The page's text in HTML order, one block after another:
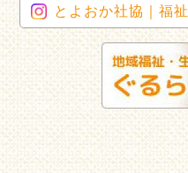
とよおか社協｜福